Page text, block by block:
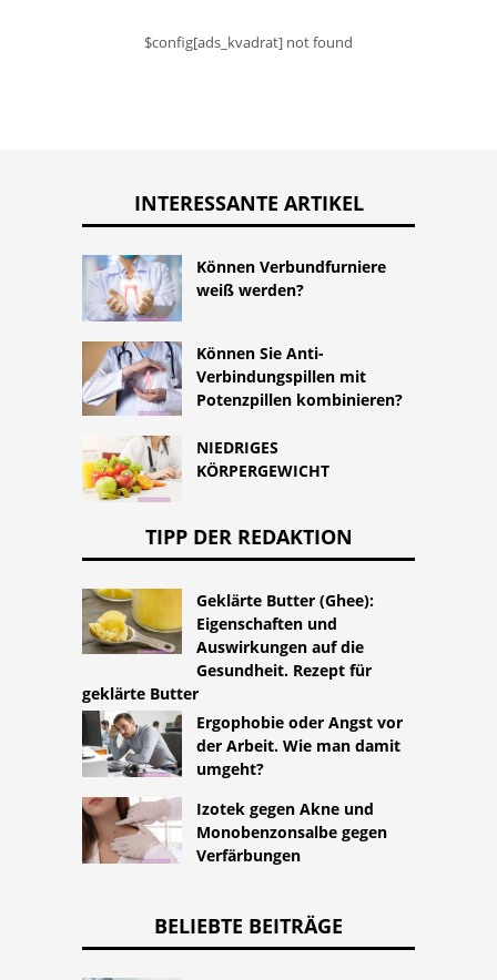
$config[ads_kvadrat] not found
INTERESSANTE ARTIKEL
Können Verbundfurniere
weiß werden?
Können Sie Anti-
Verbindungspillen mit
Potenzpillen kombinieren?
NIEDRIGES
KÖRPERGEWICHT
TIPP DER REDAKTION
Geklärte Butter (Ghee):
Eigenschaften und
Auswirkungen auf die
Gesundheit. Rezept für
geklärte Butter
Ergophobie oder Angst vor
der Arbeit. Wie man damit
umgeht?
Izotek gegen Akne und
Monobenzonsalbe gegen
Verfärbungen
BELIEBTE BEITRÄGE